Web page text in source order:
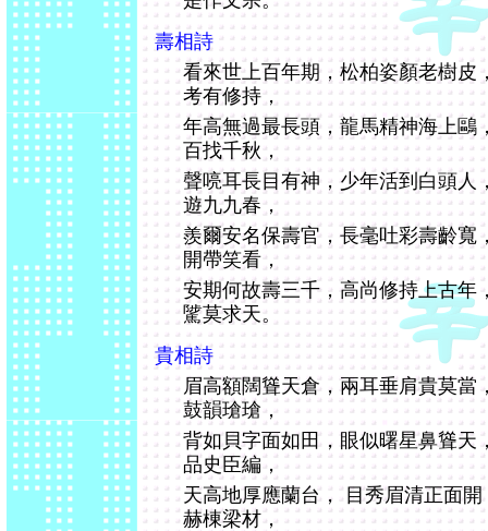
壽相詩
看來世上百年期，松柏姿顏老樹皮
考有修持，
年高無過最長頭，龍馬精神海上鷗
百找千秋，
聲喨耳長目有神，少年活到白頭人
遊九九春，
羨爾安名保壽官，長毫吐彩壽齡寬
開帶笑看，
安期何故壽三千，高尚修持上古年
騭莫求天。
貴相詩
眉高額闊聳天倉，兩耳垂肩貴莫當
鼓韻瑲瑲，
背如貝字面如田，眼似曙星鼻聳天
品史臣編，
天高地厚應蘭台， 目秀眉清正面
赫棟梁材，